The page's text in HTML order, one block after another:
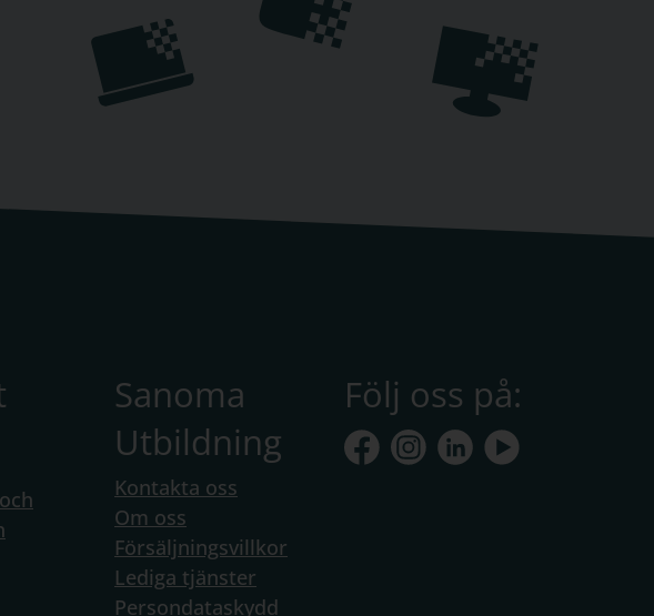
Sanoma
Utbildning
Kontakta oss
Om oss
Försäljningsvillkor
Lediga tjänster
Persondataskydd
Följ oss på: